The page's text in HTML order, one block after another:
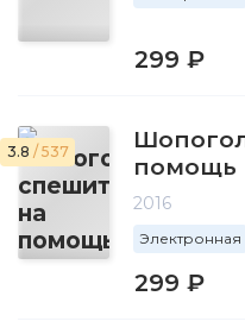
299 ₽
3.8 / 537
помощь
2016
Электронная
299 ₽